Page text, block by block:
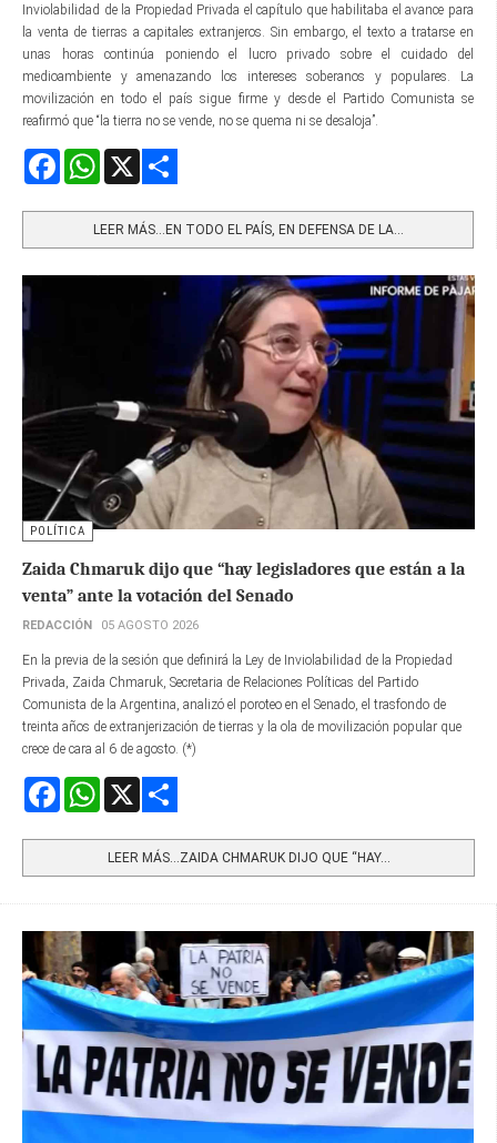
Inviolabilidad de la Propiedad Privada el capítulo que habilitaba el avance para
la venta de tierras a capitales extranjeros. Sin embargo, el texto a tratarse en
unas horas continúa poniendo el lucro privado sobre el cuidado del
medioambiente y amenazando los intereses soberanos y populares. La
movilización en todo el país sigue firme y desde el Partido Comunista se
reafirmó que “la tierra no se vende, no se quema ni se desaloja”.
FacebookWhatsApp
LEER MÁS…EN TODO EL PAÍS, EN DEFENSA DE LA...
POLÍTICA
Zaida Chmaruk dijo que “hay legisladores que están a la
venta” ante la votación del Senado
REDACCIÓN 05 AGOSTO 2026
En la previa de la sesión que definirá la Ley de Inviolabilidad de la Propiedad
Privada, Zaida Chmaruk, Secretaria de Relaciones Políticas del Partido
Comunista de la Argentina, analizó el poroteo en el Senado, el trasfondo de
treinta años de extranjerización de tierras y la ola de movilización popular que
crece de cara al 6 de agosto. (*)
FacebookWhatsApp
LEER MÁS…ZAIDA CHMARUK DIJO QUE “HAY...